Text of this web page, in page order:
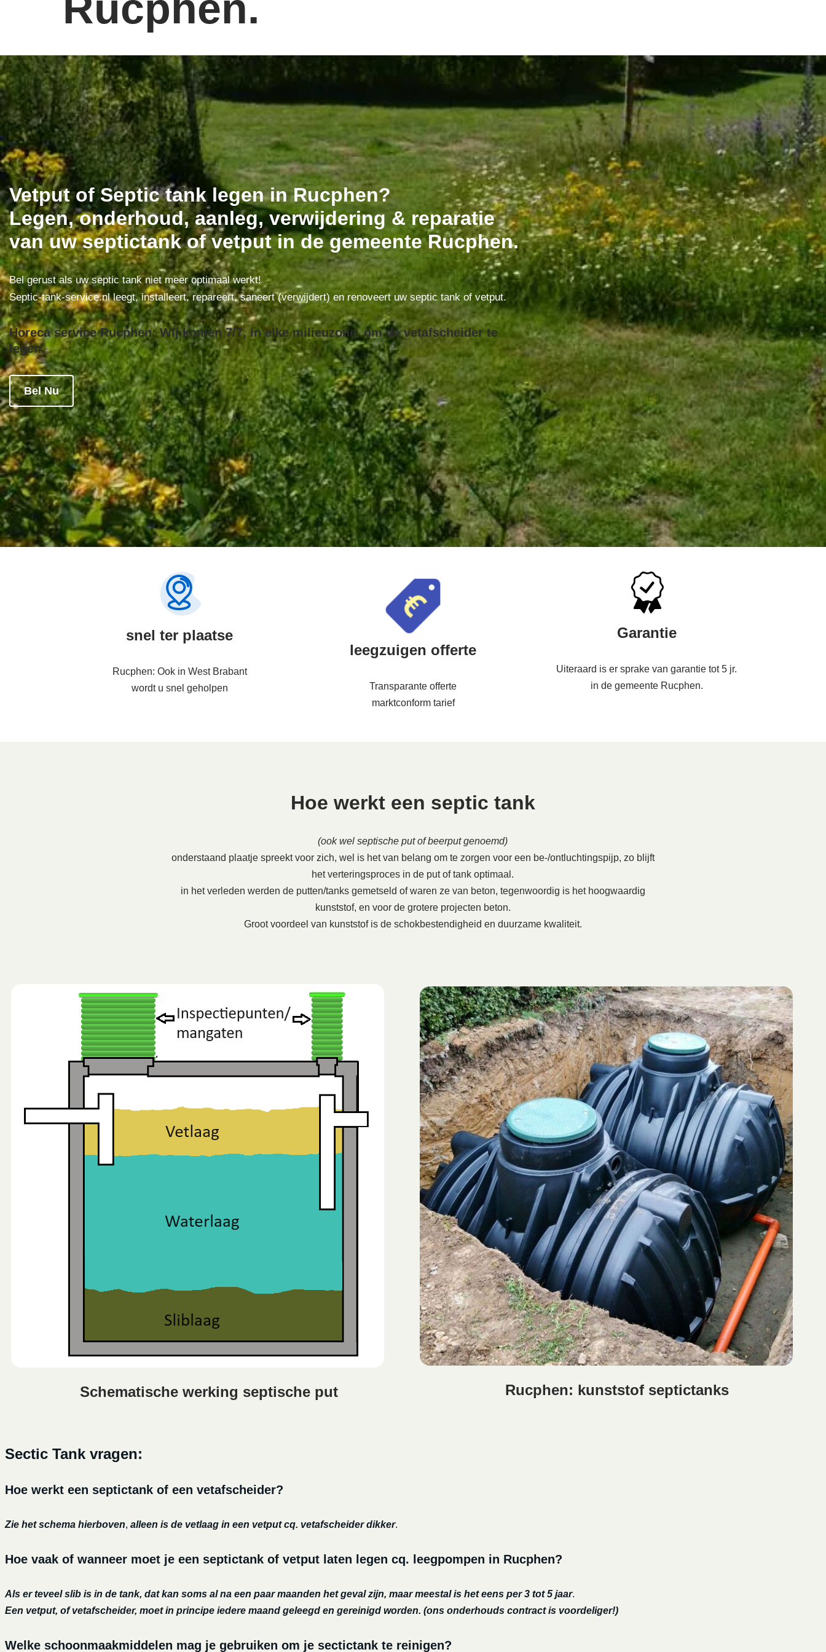
Vetput of Septic tank legen in Rucphen?
Legen, onderhoud, aanleg, verwijdering & reparatie
van uw septictank of vetput in de gemeente Rucphen.
Bel gerust als uw septic tank niet meer optimaal werkt!
Septic-tank-service.nl leegt, installeert, repareert, saneert (verwijdert) en renoveert uw septic tank of vetput.
Horeca service Rucphen: Wij komen 7/7, in elke milieuzone, om de vetafscheider te
legen.
Bel Nu
snel ter plaatse
Rucphen: Ook in West Brabant
wordt u snel geholpen
leegzuigen offerte
Transparante offerte
marktconform tarief
Garantie
Uiteraard is er sprake van garantie tot 5 jr.
in de gemeente Rucphen.
Hoe werkt een septic tank
(ook wel septische put of beerput genoemd)
onderstaand plaatje spreekt voor zich, wel is het van belang om te zorgen voor een be-/ontluchtingspijp, zo blijft
het verteringsproces in de put of tank optimaal.
in het verleden werden de putten/tanks gemetseld of waren ze van beton, tegenwoordig is het hoogwaardig
kunststof, en voor de grotere projecten beton.
Groot voordeel van kunststof is de schokbestendigheid en duurzame kwaliteit.
Schematische werking septische put Rucphen: kunststof septictanks
Sectic Tank vragen:
Hoe werkt een septictank of een vetafscheider?
Zie het schema hierboven, alleen is de vetlaag in een vetput cq. vetafscheider dikker.
Hoe vaak of wanneer moet je een septictank of vetput laten legen cq. leegpompen in Rucphen?
Als er teveel slib is in de tank, dat kan soms al na een paar maanden het geval zijn, maar meestal is het eens per 3 tot 5 jaar.
Een vetput, of vetafscheider, moet in principe iedere maand geleegd en gereinigd worden. (ons onderhouds contract is voordeliger!)
Welke schoonmaakmiddelen mag je gebruiken om je sectictank te reinigen?